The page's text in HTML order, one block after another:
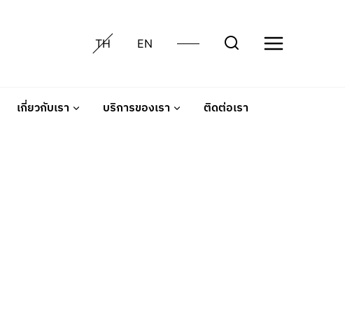
TH EN
เกี่ยวกับเรา บริการของเรา ติดต่อเรา